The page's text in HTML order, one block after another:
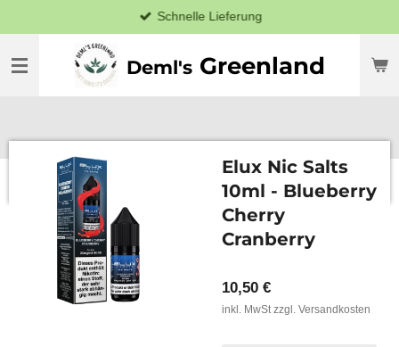
Hauptinhalt
springen
Deml's Greenland
Schnelle Lieferung
Elux Nic Salts
10ml - Blueberry
Cherry
Cranberry
10,50 €
inkl. MwSt zzgl. Versandkosten